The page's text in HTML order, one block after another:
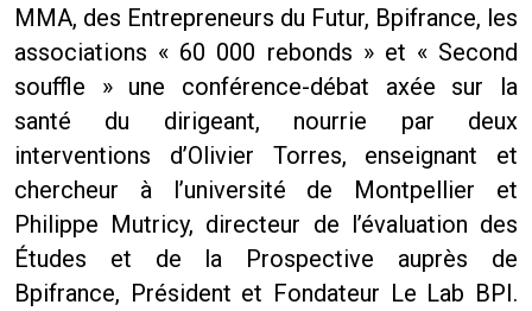
MMA, des Entrepreneurs du Futur, Bpifrance, les
associations « 60 000 rebonds » et « Second
souffle » une conférence-débat axée sur la
santé du dirigeant, nourrie par deux
interventions d’Olivier Torres, enseignant et
chercheur à l’université de Montpellier et
Philippe Mutricy, directeur de l’évaluation des
Études et de la Prospective auprès de
Bpifrance, Président et Fondateur Le Lab BPI.